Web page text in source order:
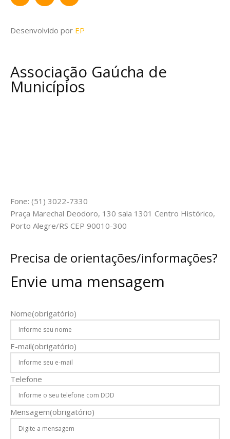
Desenvolvido por EP
Associação Gaúcha de
Municípios
Fone: (51) 3022-7330
Praça Marechal Deodoro, 130 sala 1301 Centro Histórico,
Porto Alegre/RS CEP 90010-300
Precisa de orientações/informações?
Envie uma mensagem
Nome(obrigatório)
E-mail(obrigatório)
Telefone
Mensagem(obrigatório)